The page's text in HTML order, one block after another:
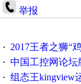
举报
· 2017王者之狮“鸡”情签到
· 中国工控网论坛版
· 组态王kingview